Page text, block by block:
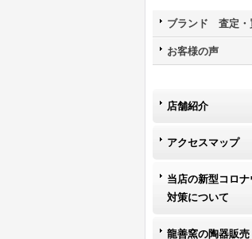
ブランド 査定・
お客様の声
店舗紹介
アクセスマップ
当店の新型コロナ
対策について
龍善窯の陶器販売